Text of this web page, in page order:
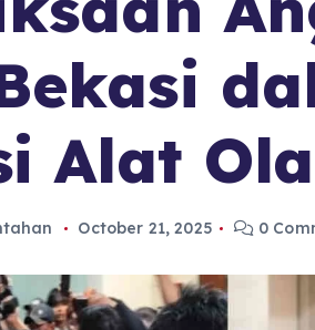
Alat
October 21, 2025 0